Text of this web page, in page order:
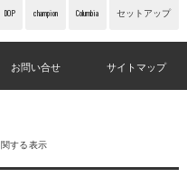
DOP champion Columbia セットアップ
お問い合せ サイトマップ
する表示